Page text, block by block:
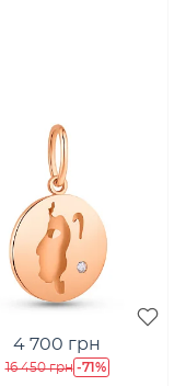
4 700 грн
16 450 грн -71%